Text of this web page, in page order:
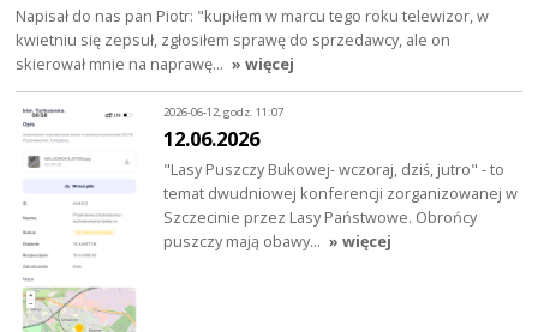
Napisał do nas pan Piotr: "kupiłem w marcu tego roku telewizor, w
kwietniu się zepsuł, zgłosiłem sprawę do sprzedawcy, ale on
skierował mnie na naprawę… » więcej
2026-06-12, godz. 11:07
12.06.2026
"Lasy Puszczy Bukowej- wczoraj, dziś, jutro" - to
temat dwudniowej konferencji zorganizowanej w
Szczecinie przez Lasy Państwowe. Obrońcy
puszczy mają obawy… » więcej